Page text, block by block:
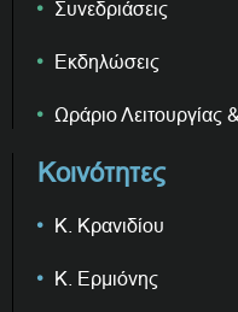
Συνεδριάσεις
Εκδηλώσεις
Ωράριο Λειτουργίας
Κοινότητες
Κ. Κρανιδίου
Κ. Ερμιόνης